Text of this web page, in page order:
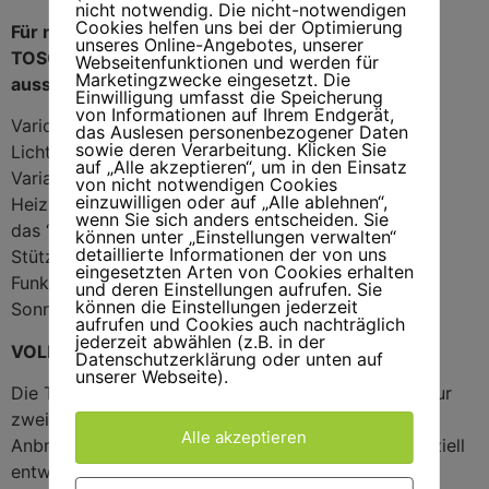
Für noch mehr Komfort können Sie Ihre LOOK
TOSCANA GRANDE mit folgenden Optionen
ausstatten :
Vario Volant
Lichtleiste
Variabler Sonnen- und Sichtschutz
Heizstrahler
das “Rollo” an der Markise
Stützbeine
Funkfernbedienung
Sonnen- und Windwächter
VOLLKASSETTE
Die TOSCAN GRANDE wird bis 650 cm Breite mit nur
zwei Konsolen an Wand oder Decke befestigt. Die
Anbringung der Konsolen ist variabel, da durch speziell
entwickelte Gehäusehalter die Konsolen seitlich
nicht notwendig. Die nicht-notwendigen
Cookies helfen uns bei der Optimierung
unseres Online-Angebotes, unserer
Webseitenfunktionen und werden für
Marketingzwecke eingesetzt. Die
Einwilligung umfasst die Speicherung
von Informationen auf Ihrem Endgerät,
das Auslesen personenbezogener Daten
sowie deren Verarbeitung. Klicken Sie
auf „Alle akzeptieren“, um in den Einsatz
von nicht notwendigen Cookies
einzuwilligen oder auf „Alle ablehnen“,
wenn Sie sich anders entscheiden. Sie
können unter „Einstellungen verwalten“
detaillierte Informationen der von uns
eingesetzten Arten von Cookies erhalten
und deren Einstellungen aufrufen. Sie
können die Einstellungen jederzeit
aufrufen und Cookies auch nachträglich
jederzeit abwählen (z.B. in der
Datenschutzerklärung oder unten auf
unserer Webseite).
Alle akzeptieren